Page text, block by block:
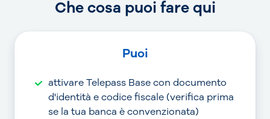
Che cosa puoi fare qui
Puoi
attivare Telepass Base con documento
d'identità e codice fiscale (verifica prima
se la tua banca è convenzionata)